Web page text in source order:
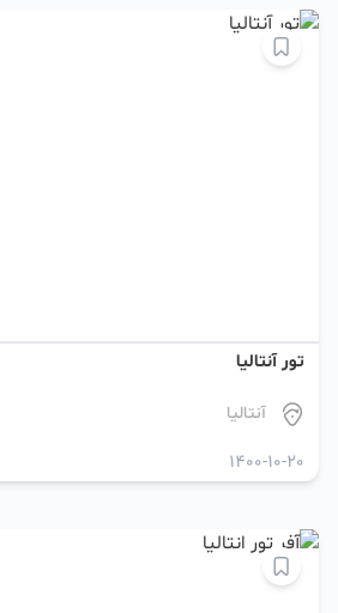
تور آنتالیا
آنتالیا
1400-10-20